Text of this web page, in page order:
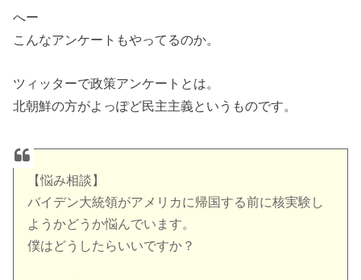
へー
こんなアンケートもやってるのか。
ツィッターで政策アンケートとは。
北朝鮮の方がよっぽど民主主義というものです。
【悩み相談】
バイデン大統領がアメリカに帰国する前に核実験し
ようかどうか悩んでいます。
僕はどうしたらいいですか？